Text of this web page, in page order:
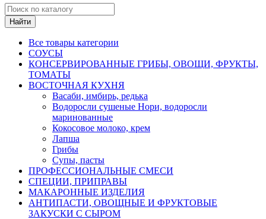
Найти
Все товары категории
СОУСЫ
КОНСЕРВИРОВАННЫЕ ГРИБЫ, ОВОЩИ, ФРУКТЫ,
ТОМАТЫ
ВОСТОЧНАЯ КУХНЯ
Васаби, имбирь, редька
Водоросли сушеные Нори, водоросли
маринованные
Кокосовое молоко, крем
Лапша
Грибы
Супы, пасты
ПРОФЕССИОНАЛЬНЫЕ СМЕСИ
СПЕЦИИ, ПРИПРАВЫ
МАКАРОННЫЕ ИЗДЕЛИЯ
АНТИПАСТИ, ОВОЩНЫЕ И ФРУКТОВЫЕ
ЗАКУСКИ С СЫРОМ